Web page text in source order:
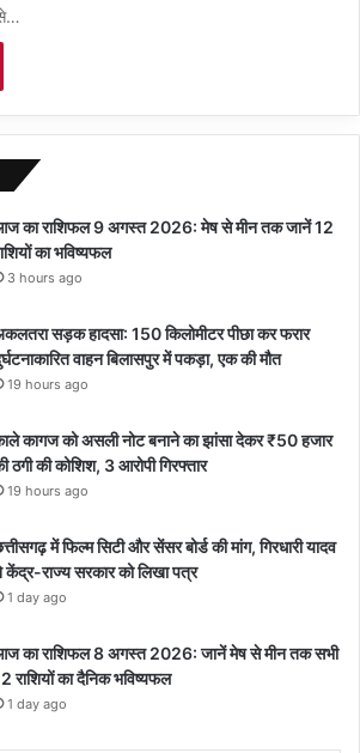
का राशिफल 9 अगस्त 2026: मेष से मीन तक जानें 12
का भविष्यफल
3 hours ago
सड़क हादसा: 150 किलोमीटर पीछा कर फरार
वाहन बिलासपुर में पकड़ा, एक की मौत
19 hours ago
कागज को असली नोट बनाने का झांसा देकर ₹50 हजार
ठगी की कोशिश, 3 आरोपी गिरफ्तार
19 hours ago
में फिल्म सिटी और सेंसर बोर्ड की मांग, गिरधारी यादव
केंद्र-राज्य सरकार को लिखा पत्र
1 day ago
का राशिफल 8 अगस्त 2026: जानें मेष से मीन तक सभी
राशियों का दैनिक भविष्यफल
1 day ago